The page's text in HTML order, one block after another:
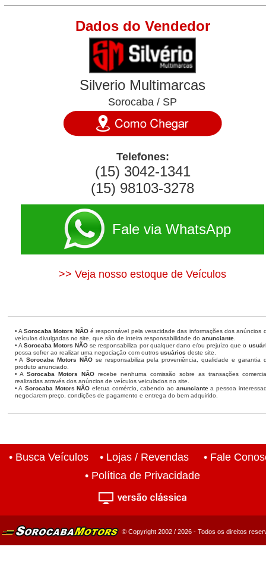
Dados do Vendedor
Silverio Multimarcas
Sorocaba / SP
Telefones:
(15) 3042-1341
(15) 98103-3278
Fale via WhatsApp
>> Veja nosso estoque de Veículos
• ASorocaba Motors NÃOé responsável pela veracidade das informações dos anúncios
veículos divulgadas no site, que são de inteira responsabilidade do anunciante.
• A Sorocaba Motors NÃO se responsabiliza por qualquer dano e/ou prejuízo que o
possa sofrer ao realizar uma negociação com outros usuários deste site.
• A Sorocaba Motors NÃOse responsabiliza pela proveniência, qualidade e garantia
produto anunciado.
• ASorocaba Motors NÃO recebe nenhuma comissão sobre as transações
realizadas através dos anúncios de veículos veiculados no site.
• A Sorocaba Motors NÃO efetua comércio, cabendo ao anunciantea pessoa
negociarem preço, condições de pagamento e entrega do bem adquirido.